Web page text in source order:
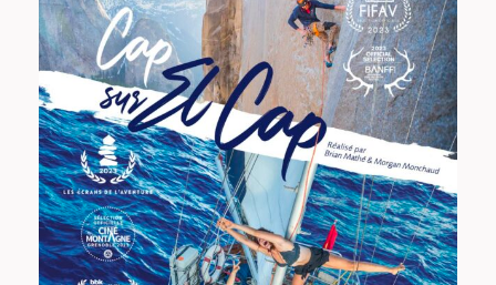
Cap sur El Cap